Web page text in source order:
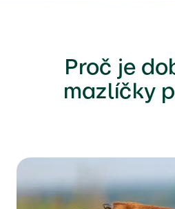
Proč je
mazlíčky